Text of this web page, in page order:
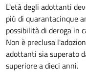
L'età degli adottanti
più di quarantacinque
possibilità di deroga in
Non è preclusa
adottanti sia superato
superiore a dieci anni.